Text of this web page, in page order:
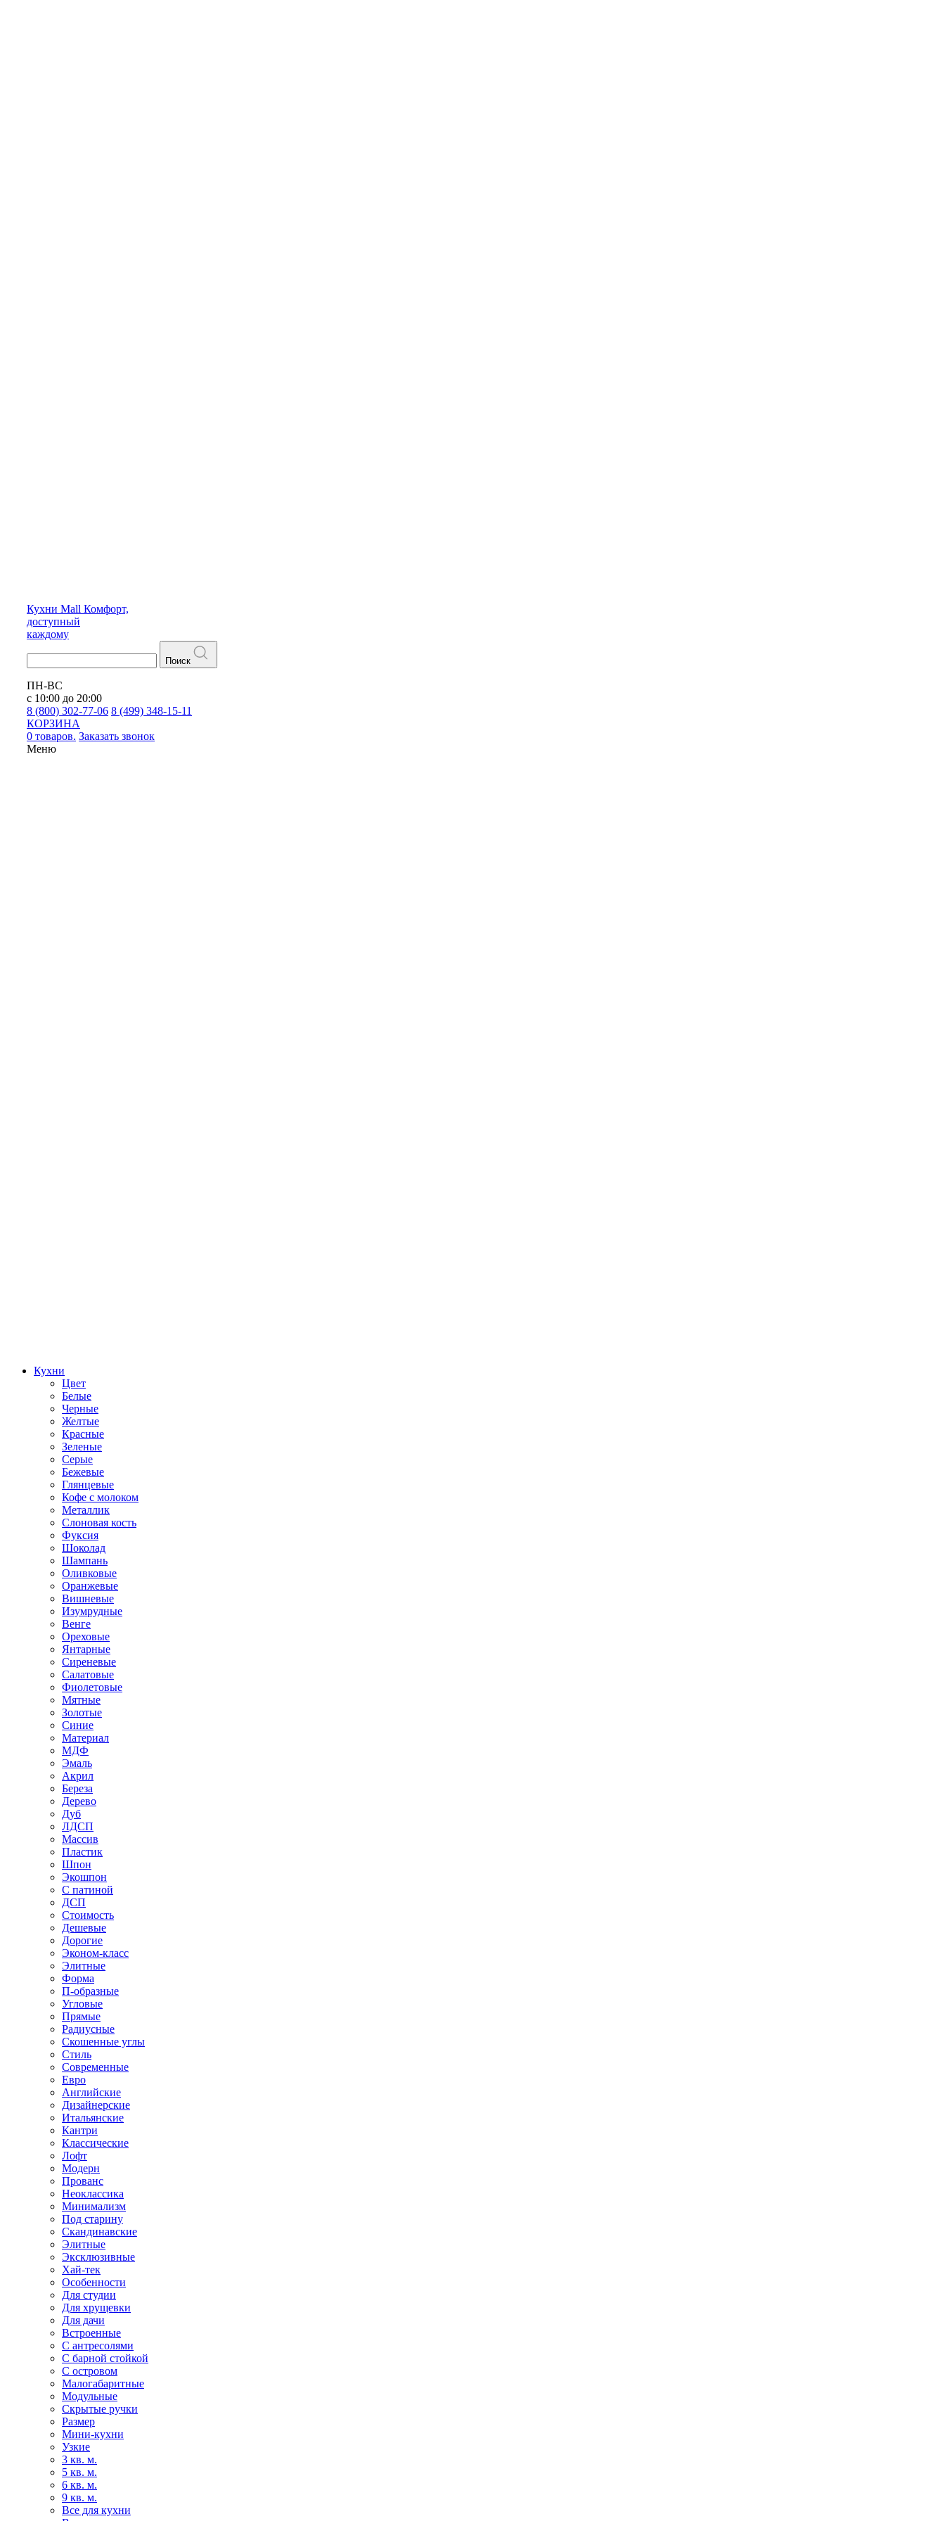
Кухни Mall Комфорт,
доступный
каждому
Поиск
ПН-ВС
с 10:00 до 20:00
8 (800) 302-77-06 8 (499) 348-15-11
КОРЗИНА
0 товаров. Заказать звонок
Меню
Кухни
Цвет
Белые
Черные
Желтые
Красные
Зеленые
Серые
Бежевые
Глянцевые
Кофе с молоком
Металлик
Слоновая кость
Фуксия
Шоколад
Шампань
Оливковые
Оранжевые
Вишневые
Изумрудные
Венге
Ореховые
Янтарные
Сиреневые
Салатовые
Фиолетовые
Мятные
Золотые
Синие
Материал
МДФ
Эмаль
Акрил
Береза
Дерево
Дуб
ЛДСП
Массив
Пластик
Шпон
Экошпон
С патиной
ДСП
Стоимость
Дешевые
Дорогие
Эконом-класс
Элитные
Форма
П-образные
Угловые
Прямые
Радиусные
Скошенные углы
Стиль
Современные
Евро
Английские
Дизайнерские
Итальянские
Кантри
Классические
Лофт
Модерн
Прованс
Неоклассика
Минимализм
Под старину
Скандинавские
Элитные
Эксклюзивные
Хай-тек
Особенности
Для студии
Для хрущевки
Для дачи
Встроенные
С антресолями
С барной стойкой
С островом
Малогабаритные
Модульные
Скрытые ручки
Размер
Мини-кухни
Узкие
3 кв. м.
5 кв. м.
6 кв. м.
9 кв. м.
Все для кухни